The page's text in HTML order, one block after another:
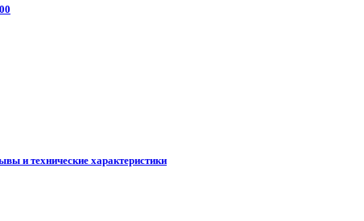
и технические характеристики